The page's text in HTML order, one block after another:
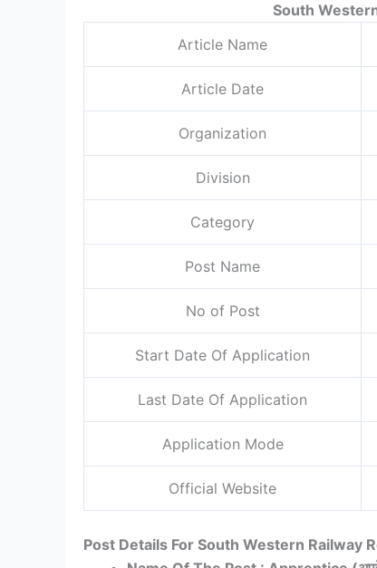
South
Article Name
Article Date
Organization
Division
Category
Post Name
No of Post
Start Date Of Application
Last Date Of Application
Application Mode
Official Website
Post Details For South Western Railway